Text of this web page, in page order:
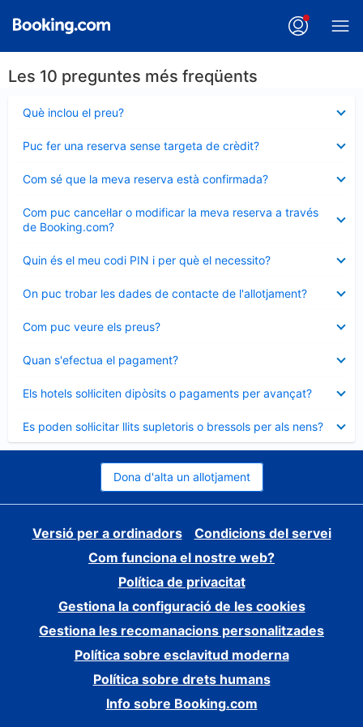
Les 10 preguntes més freqüents
Què inclou el preu?
tancat
Puc fer una reserva sense targeta de crèdit?
tancat
Com sé que la meva reserva està confirmada?
tancat
Com puc cancel·lar o modificar la meva reserva a través
de Booking.com?
tancat
Quin és el meu codi PIN i per què el necessito?
tancat
On puc trobar les dades de contacte de l'allotjament?
tancat
Com puc veure els preus?
tancat
Quan s'efectua el pagament?
tancat
Els hotels sol·liciten dipòsits o pagaments per avançat?
tancat
Es poden sol·licitar llits supletoris o bressols per als nens?
tancat
Dona d'alta un allotjament
Versió per a ordinadors
Condicions del servei
Com funciona el nostre web?
Política de privacitat
Gestiona la configuració de les cookies
Gestiona les recomanacions personalitzades
Política sobre esclavitud moderna
Política sobre drets humans
Info sobre Booking.com